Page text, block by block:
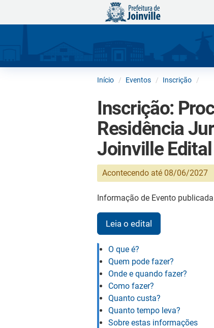
Início Eventos Inscrição
Inscrição:
Residência
Joinville
Acontecendo até 08/06/2027
Informação de Evento
Leia o edital
O que é?
Quem pode fazer?
Onde e quando fazer?
Como fazer?
Quanto custa?
Quanto tempo leva?
Sobre estas informações